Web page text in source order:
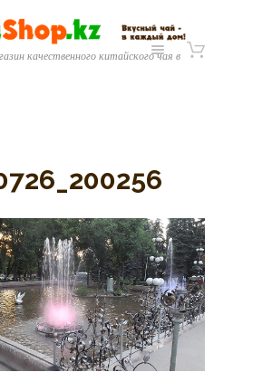
качественного китайского чая в